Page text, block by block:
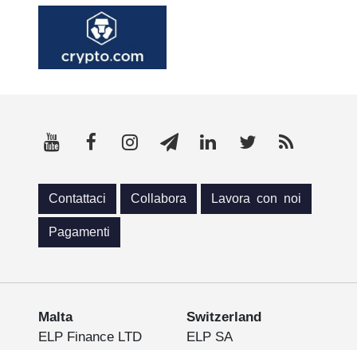
Contattaci Collabora Lavora con noi
Pagamenti
Malta
ELP Finance LTD
Switzerland
ELP SA